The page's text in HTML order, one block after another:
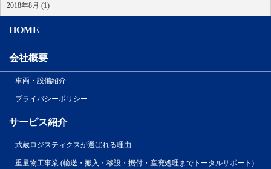
2018年8月 (1)
HOME
会社概要
車両・設備紹介
プライバシーポリシー
サービス紹介
武蔵ロジスティクスが選ばれる理由
重量物工事業 (輸送・搬入・移設・据付・産廃処理までトータルサポート)